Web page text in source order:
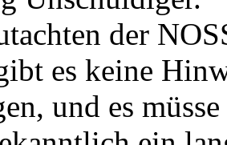
der
es keine
und es